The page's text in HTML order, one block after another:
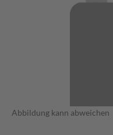
Abbildung kann abweichen